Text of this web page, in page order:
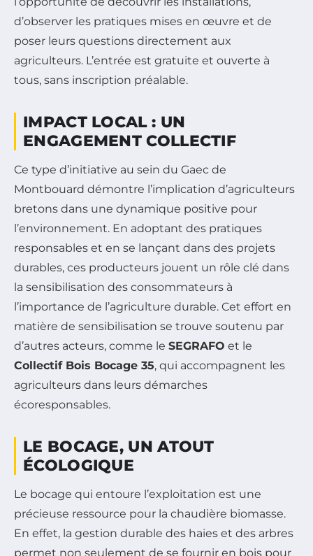
d’observer les pratiques mises en œuvre et de
poser leurs questions directement aux
agriculteurs. L’entrée est gratuite et ouverte à
tous, sans inscription préalable.
IMPACT LOCAL : UN
ENGAGEMENT COLLECTIF
Ce type d’initiative au sein du Gaec de
Montbouard démontre l’implication d’agriculteurs
bretons dans une dynamique positive pour
l’environnement. En adoptant des pratiques
responsables et en se lançant dans des projets
durables, ces producteurs jouent un rôle clé dans
la sensibilisation des consommateurs à
l’importance de l’agriculture durable. Cet effort en
matière de sensibilisation se trouve soutenu par
d’autres acteurs, comme le SEGRAFO et le
Collectif Bois Bocage 35, qui accompagnent les
agriculteurs dans leurs démarches
écoresponsables.
LE BOCAGE, UN ATOUT
ÉCOLOGIQUE
Le bocage qui entoure l’exploitation est une
précieuse ressource pour la chaudière biomasse.
En effet, la gestion durable des haies et des arbres
permet non seulement de se fournir en bois pour